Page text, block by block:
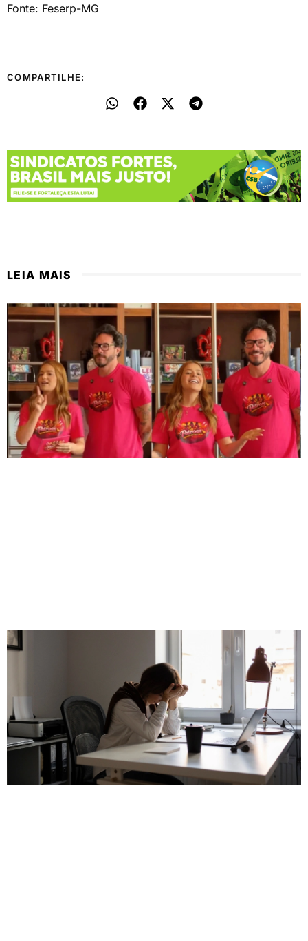
Fonte: Feserp-MG
COMPARTILHE:
LEIA MAIS